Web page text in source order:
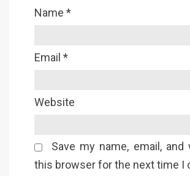
Name *
Email *
Website
Save my name, email, and
this browser for the next time I